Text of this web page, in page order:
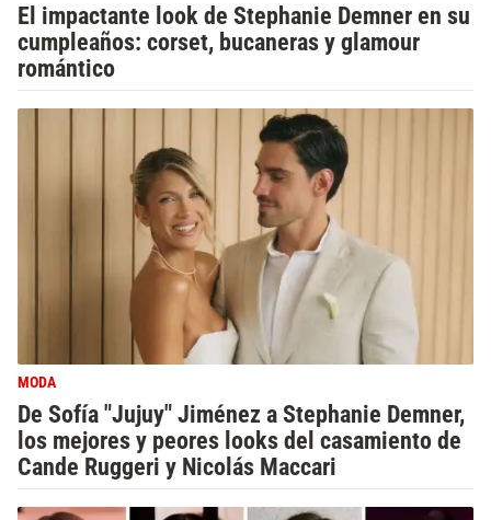
El impactante look de Stephanie Demner en su
cumpleaños: corset, bucaneras y glamour
romántico
MODA
De Sofía "Jujuy" Jiménez a Stephanie Demner,
los mejores y peores looks del casamiento de
Cande Ruggeri y Nicolás Maccari